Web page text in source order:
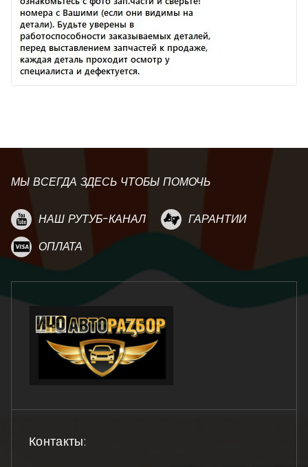
МЫ ВСЕГДА ЗДЕСЬ ЧТОБЫ ПОМОЧЬ
НАШ РУТУБ-КАНАЛ
ГАРАНТИИ
ОПЛАТА
Контакты: